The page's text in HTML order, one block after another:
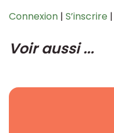
Connexion | S’inscrire |
Voir aussi ...